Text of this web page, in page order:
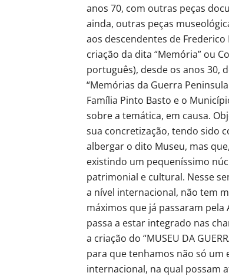
anos 70, com outras peças
ainda, outras peças
aos descendentes de
criação da dita “Memória” ou
português), desde os anos 30,
“Memórias da Guerra
Família Pinto Basto e o
sobre a temática, em causa.
sua concretização, tendo sido
albergar o dito Museu, mas
existindo um pequeníssimo
patrimonial e cultural. Nesse
a nível internacional, não tem
máximos que já passaram
passa a estar integrado nas
a criação do “MUSEU DA
para que tenhamos não só um
internacional, na qual possam